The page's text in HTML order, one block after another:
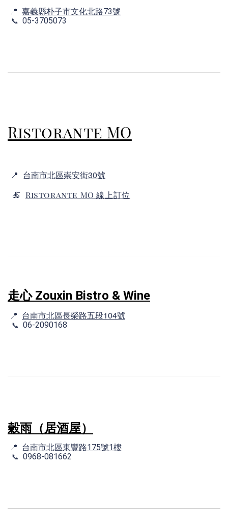
📍 嘉義縣朴子市文化北路73號
📞 05-3705073
Ristorante MO
📍 台南市北區崇安街30號
🍝 Ristorante MO 線上訂位
走心 Zouxin Bistro & Wine
📍 台南市北區長榮路五段104號
📞 06-2090168
穀雨（居酒屋）
📍 台南市北區東豐路175號1樓
📞 0968-081662